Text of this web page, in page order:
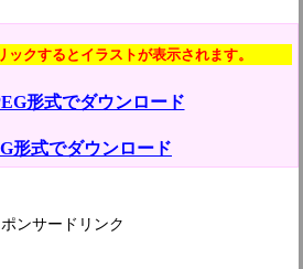
クするとイラストが表示されます。
形式でダウンロード
形式でダウンロード
ポンサードリンク